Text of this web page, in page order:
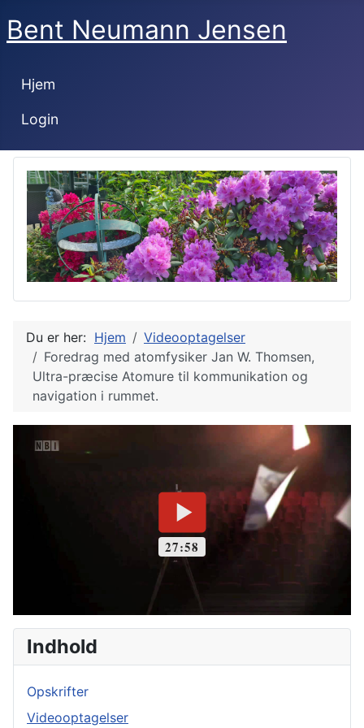
Bent Neumann Jensen
Hjem
Login
Du er her: Hjem
Videooptagelser
Foredrag med atomfysiker Jan W. Thomsen,
Ultra-præcise Atomure til kommunikation og
navigation i rummet.
Indhold
Opskrifter
Videooptagelser